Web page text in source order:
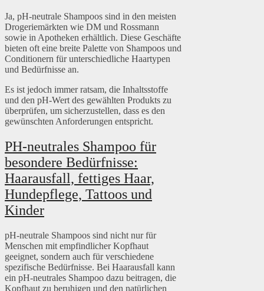
Ja, pH-neutrale Shampoos sind in den meisten
Drogeriemärkten wie DM und Rossmann
sowie in Apotheken erhältlich. Diese Geschäfte
bieten oft eine breite Palette von Shampoos und
Conditionern für unterschiedliche Haartypen
und Bedürfnisse an.
Es ist jedoch immer ratsam, die Inhaltsstoffe
und den pH-Wert des gewählten Produkts zu
überprüfen, um sicherzustellen, dass es den
gewünschten Anforderungen entspricht.
PH-neutrales Shampoo für
besondere Bedürfnisse:
Haarausfall, fettiges Haar,
Hundepflege, Tattoos und
Kinder
pH-neutrale Shampoos sind nicht nur für
Menschen mit empfindlicher Kopfhaut
geeignet, sondern auch für verschiedene
spezifische Bedürfnisse. Bei Haarausfall kann
ein pH-neutrales Shampoo dazu beitragen, die
Kopfhaut zu beruhigen und den natürlichen